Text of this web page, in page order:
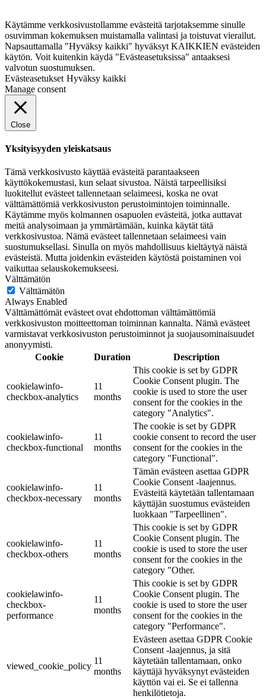
Käytämme verkkosivustollamme evästeitä tarjotaksemme sinulle
osuvimman kokemuksen muistamalla valintasi ja toistuvat vierailut.
Napsauttamalla "Hyväksy kaikki" hyväksyt KAIKKIEN evästeiden
käytön. Voit kuitenkin käydä "Evästeasetuksissa" antaaksesi
valvotun suostumuksen.
Evästeasetukset Hyväksy kaikki
Manage consent
Close
Yksityisyyden yleiskatsaus
Tämä verkkosivusto käyttää evästeitä parantaakseen
käyttökokemustasi, kun selaat sivustoa. Näistä tarpeellisiksi
luokitellut evästeet tallennetaan selaimeesi, koska ne ovat
välttämättömiä verkkosivuston perustoimintojen toiminnalle.
Käytämme myös kolmannen osapuolen evästeitä, jotka auttavat
meitä analysoimaan ja ymmärtämään, kuinka käytät tätä
verkkosivustoa. Nämä evästeet tallennetaan selaimeesi vain
suostumuksellasi. Sinulla on myös mahdollisuus kieltäytyä näistä
evästeistä. Mutta joidenkin evästeiden käytöstä poistaminen voi
vaikuttaa selauskokemukseesi.
Välttämätön
Välttämätön
Always Enabled
Välttämättömät evästeet ovat ehdottoman välttämättömiä
verkkosivuston moitteettoman toiminnan kannalta. Nämä evästeet
varmistavat verkkosivuston perustoiminnot ja suojausominaisuudet
anonyymisti.
Cookie
Duration Description
cookielawinfo-
checkbox-analytics
11
months
This cookie is set by GDPR
Cookie Consent plugin. The
cookie is used to store the user
consent for the cookies in the
category "Analytics".
cookielawinfo-
checkbox-functional
11
months
The cookie is set by GDPR
cookie consent to record the user
consent for the cookies in the
category "Functional".
cookielawinfo-
checkbox-necessary
11
months
Tämän evästeen asettaa GDPR
Cookie Consent -laajennus.
Evästeitä käytetään tallentamaan
käyttäjän suostumus evästeiden
luokkaan "Tarpeellinen".
cookielawinfo-
checkbox-others
11
months
This cookie is set by GDPR
Cookie Consent plugin. The
cookie is used to store the user
consent for the cookies in the
category "Other.
cookielawinfo-
checkbox-
performance
11
months
This cookie is set by GDPR
Cookie Consent plugin. The
cookie is used to store the user
consent for the cookies in the
category "Performance".
viewed_cookie_policy
11
months
Evästeen asettaa GDPR Cookie
Consent -laajennus, ja sitä
käytetään tallentamaan, onko
käyttäjä hyväksynyt evästeiden
käyttön vai ei. Se ei tallenna
henkilötietoja.